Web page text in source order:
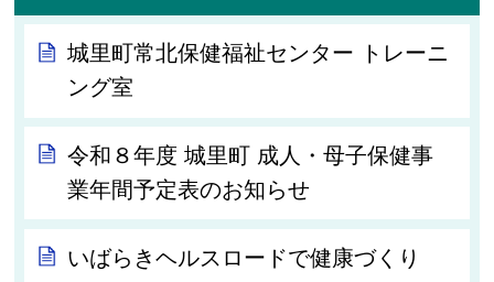
城里町常北保健福祉センター トレーニ
ング室
令和８年度 城里町 成人・母子保健事
業年間予定表のお知らせ
いばらきヘルスロードで健康づくり